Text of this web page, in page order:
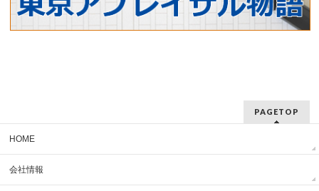
PAGETOP
HOME
会社情報